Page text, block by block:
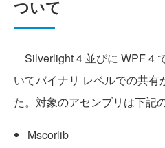
ついて
Silverlight 4 並びに WPF 4
いてバイナリ レベルでの共有
た。対象のアセンブリは下記
Mscorlib